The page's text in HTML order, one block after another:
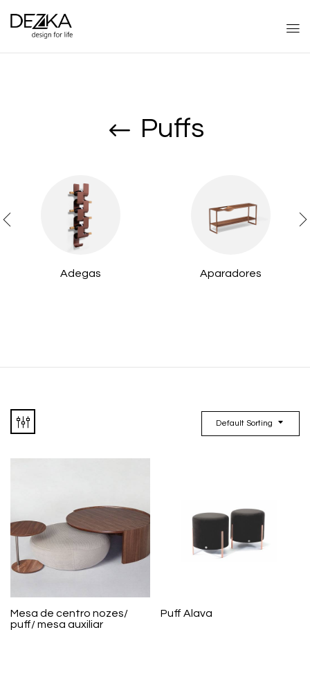
Puffs
Adegas Aparadores
Default Sorting
Mesa de centro nozes/
puff/ mesa auxiliar
Puff Alava